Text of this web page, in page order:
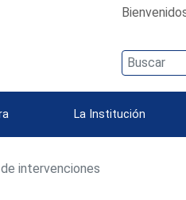
La Institución
intervenciones